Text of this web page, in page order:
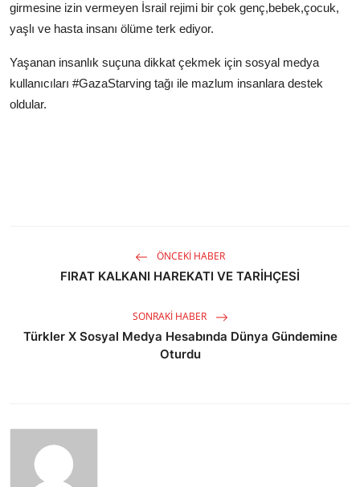
girmesine izin vermeyen İsrail rejimi bir çok genç,bebek,çocuk,
yaşlı ve hasta insanı ölüme terk ediyor.
Yaşanan insanlık suçuna dikkat çekmek için sosyal medya
kullanıcıları #GazaStarving tağı ile mazlum insanlara destek
oldular.
ÖNCEKI HABER
FIRAT KALKANI HAREKATI VE TARİHÇESİ
SONRAKI HABER
Türkler X Sosyal Medya Hesabında Dünya Gündemine
Oturdu